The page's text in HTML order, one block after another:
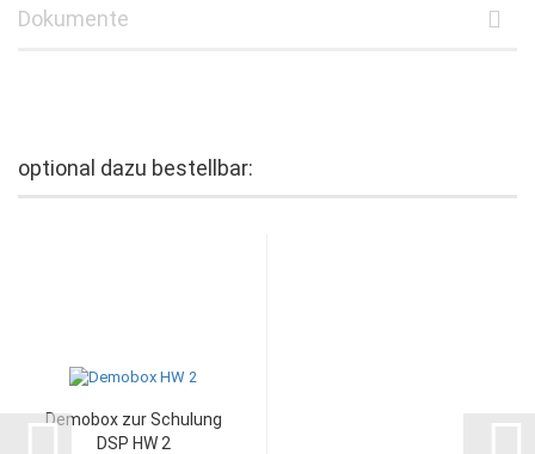
Dokumente
optional dazu bestellbar:
Demobox zur Schulung
DSP HW 2